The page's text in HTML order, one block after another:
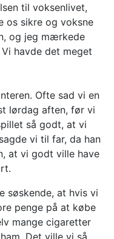
til voksenlivet,
os sikre og voksne
og jeg mærkede
havde det meget
Ofte sad vi en
lørdag aften, før vi
så godt, at vi
vi til far, da han
at vi godt ville have
søskende, at hvis vi
penge på at købe
mange cigaretter
Det ville vi så